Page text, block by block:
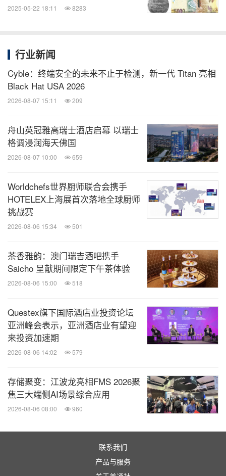
2025-05-22 18:11 8283
行业新闻
Cyble：终端安全的未来不止于检测，新一代 Titan 亮相
Black Hat USA 2026
2026-08-07 15:11 209
舟山英冠雅高瑞士酒店启幕 以瑞士
格调浸润海天佛国
2026-08-07 10:00 659
Worldchefs世界厨师联合会携手
HOTELEX上海展首次落地全球厨师
挑战赛
2026-08-06 15:34 501
茶香雅韵：澳门瑞吉酒吧携手
Saicho 呈献期间限定下午茶体验
2026-08-06 15:00 518
Questex旗下国际酒店业投资论坛
亚洲峰会表示，亚洲酒店业有望迎
来投资加速期
2026-08-06 14:02 579
存储聚变：江波龙亮相FMS 2026聚
焦三大端侧AI场景综合应用
2026-08-06 08:00 960
联系我们
产品与服务